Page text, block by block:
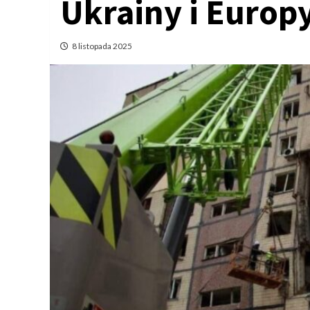
Ukrainy i
8 listopada 2025